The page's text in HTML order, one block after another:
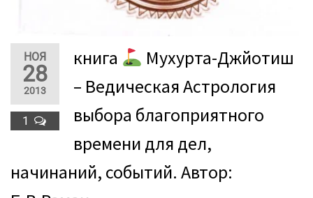
НОЯ
28
2013
1
книга
Мухурта-Джйотиш
– Ведическая Астрология
выбора благоприятного
времени для дел,
начинаний, событий. Автор: